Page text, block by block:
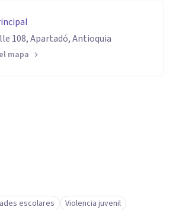
108, Apartadó, Antioquia
mapa
escolares Violencia juvenil